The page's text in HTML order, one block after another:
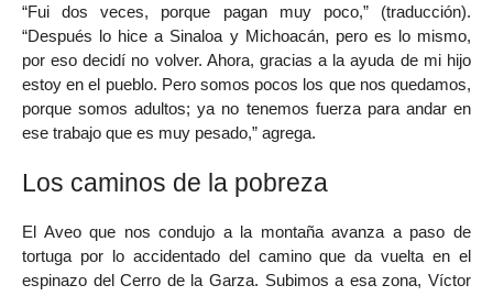
“Fui dos veces, porque pagan muy poco,” (traducción).
“Después lo hice a Sinaloa y Michoacán, pero es lo mismo,
por eso decidí no volver. Ahora, gracias a la ayuda de mi hijo
estoy en el pueblo. Pero somos pocos los que nos quedamos,
porque somos adultos; ya no tenemos fuerza para andar en
ese trabajo que es muy pesado,” agrega.
Los caminos de la pobreza
El Aveo que nos condujo a la montaña avanza a paso de
tortuga por lo accidentado del camino que da vuelta en el
espinazo del Cerro de la Garza. Subimos a esa zona, Víctor